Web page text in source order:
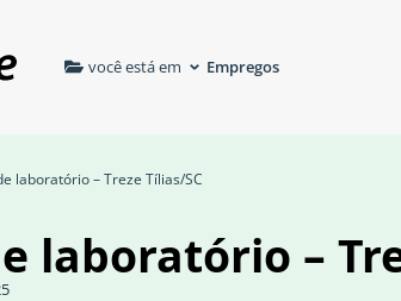
você está em Empregos
laboratório – Treze Tílias/SC
laboratório –